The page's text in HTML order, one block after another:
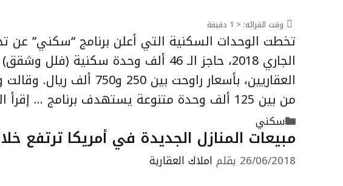
وقت القرائه: < 1 دقيقة
تخطت الوحدات السكنية التي أعلن برنامج “سكني” عن
الجاري 2018، حاجز الـ 46 ألف وحدة
العقاريين، بأسعار راوحت
من بين 125 ألف وحدة متنوعة يستهدف برنامج …
إقرأ
التصنيفات
سكني
مبيعات المنازل الجديدة في أمريكا ترتفع خلال
26/06/2018 بقلم املاك العقارية